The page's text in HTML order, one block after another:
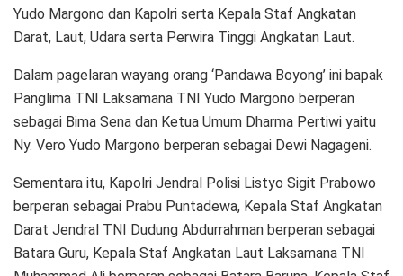
Yudo Margono dan Kapolri serta Kepala Staf Angkatan
Darat, Laut, Udara serta Perwira Tinggi Angkatan Laut.
Dalam pagelaran wayang orang ‘Pandawa Boyong’ ini bapak
Panglima TNI Laksamana TNI Yudo Margono berperan
sebagai Bima Sena dan Ketua Umum Dharma Pertiwi yaitu
Ny. Vero Yudo Margono berperan sebagai Dewi Nagageni.
Sementara itu, Kapolri Jendral Polisi Listyo Sigit Prabowo
berperan sebagai Prabu Puntadewa, Kepala Staf Angkatan
Darat Jendral TNI Dudung Abdurrahman berperan sebagai
Batara Guru, Kepala Staf Angkatan Laut Laksamana TNI